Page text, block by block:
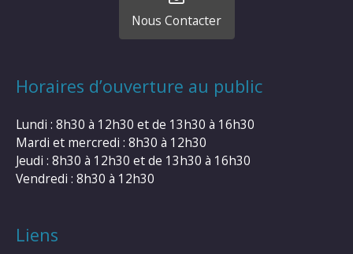
Nous Contacter
Horaires d’ouverture au public
Lundi : 8h30 à 12h30 et de 13h30 à 16h30
Mardi et mercredi : 8h30 à 12h30
Jeudi : 8h30 à 12h30 et de 13h30 à 16h30
Vendredi : 8h30 à 12h30
Liens